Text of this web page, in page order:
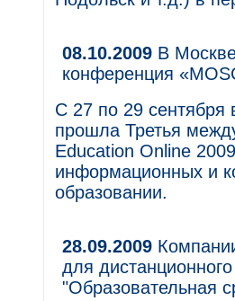
08.10.2009 В
конференция
С 27 по 29 сентября
прошла Третья
Education Online
информационных и
образовании.
28.09.2009
для
"Образовательная